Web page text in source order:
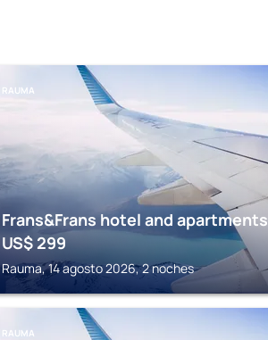
RAUMA
Frans&Frans hotel and apartments
US$ 299
Rauma, 14 agosto 2026, 2 noches
RAUMA